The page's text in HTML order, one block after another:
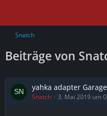
Snatch
Beiträge von
yahka adapter
Snatch 3. Mai 2019 um